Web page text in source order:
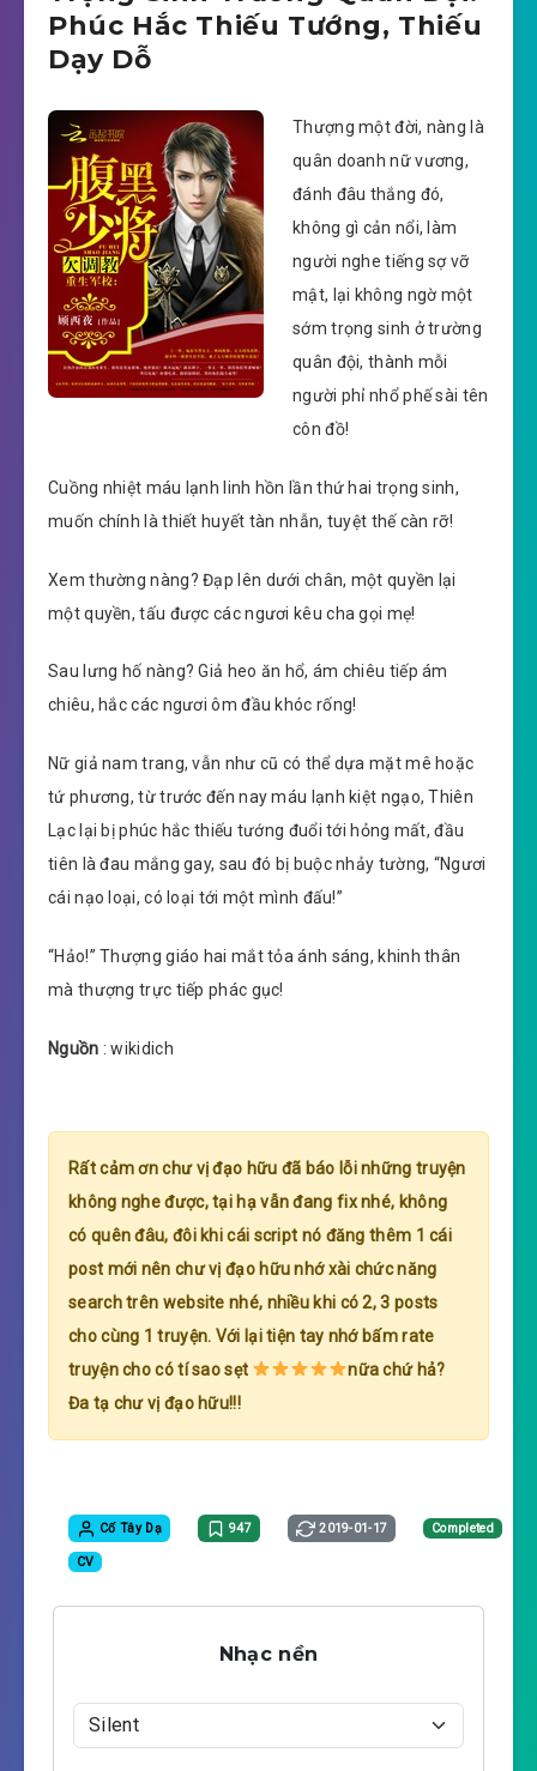
Phúc Hắc Thiếu Tướng, Thiếu
Dạy Dỗ
Thượng một đời, nàng là
quân doanh nữ vương,
đánh đâu thắng đó,
không gì cản nổi, làm
người nghe tiếng sợ vỡ
mật, lại không ngờ một
sớm trọng sinh ở trường
quân đội, thành mỗi
người phỉ nhổ phế sài tên
côn đồ!
Cuồng nhiệt máu lạnh linh hồn lần thứ hai trọng sinh,
muốn chính là thiết huyết tàn nhẫn, tuyệt thế càn rỡ!
Xem thường nàng? Đạp lên dưới chân, một quyền lại
một quyền, tấu được các ngươi kêu cha gọi mẹ!
Sau lưng hố nàng? Giả heo ăn hổ, ám chiêu tiếp ám
chiêu, hắc các ngươi ôm đầu khóc rống!
Nữ giả nam trang, vẫn như cũ có thể dựa mặt mê hoặc
tứ phương, từ trước đến nay máu lạnh kiệt ngạo, Thiên
Lạc lại bị phúc hắc thiếu tướng đuổi tới hỏng mất, đầu
tiên là đau mắng gay, sau đó bị buộc nhảy tường, “Ngươi
cái nạo loại, có loại tới một mình đấu!”
“Hảo!” Thượng giáo hai mắt tỏa ánh sáng, khinh thân
mà thượng trực tiếp phác gục!
Nguồn : wikidich
Rất cảm ơn chư vị đạo hữu đã báo lỗi những truyện
không nghe được, tại hạ vẫn đang fix nhé, không
có quên đâu, đôi khi cái script nó đăng thêm 1 cái
post mới nên chư vị đạo hữu nhớ xài chức năng
search trên website nhé, nhiều khi có 2, 3 posts
cho cùng 1 truyện. Với lại tiện tay nhớ bấm rate
truyện cho có tí sao sẹt
nữa chứ hả?
Đa tạ chư vị đạo hữu!!!
Cố Tây Dạ 947 2019-01-17 Completed
CV
Nhạc nền